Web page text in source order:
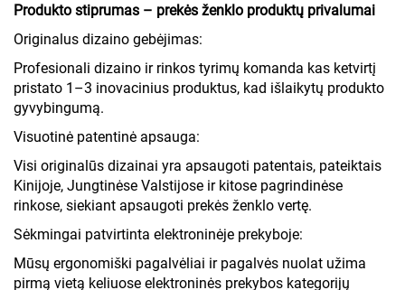
Produkto stiprumas – prekės ženklo produktų privalumai
Originalus dizaino gebėjimas:
Profesionali dizaino ir rinkos tyrimų komanda kas ketvirtį
pristato 1–3 inovacinius produktus, kad išlaikytų produkto
gyvybingumą.
Visuotinė patentinė apsauga:
Visi originalūs dizainai yra apsaugoti patentais, pateiktais
Kinijoje, Jungtinėse Valstijose ir kitose pagrindinėse
rinkose, siekiant apsaugoti prekės ženklo vertę.
Sėkmingai patvirtinta elektroninėje prekyboje:
Mūsų ergonomiški pagalvėliai ir pagalvės nuolat užima
pirmą vietą keliuose elektroninės prekybos kategorijų